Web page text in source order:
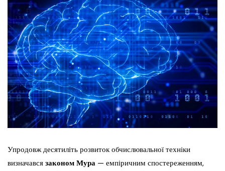
Упродовж десятиліть розвиток обчислювальної техніки
визначався законом Мура — емпіричним спостереженням,